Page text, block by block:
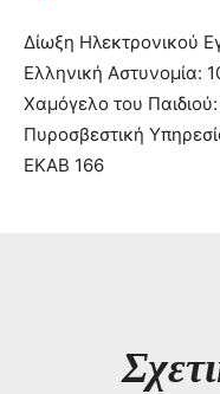
Δίωξη Ηλεκτρονικού
Ελληνική Αστυνομία:
Χαμόγελο του
Πυροσβεστική
ΕΚΑΒ 166